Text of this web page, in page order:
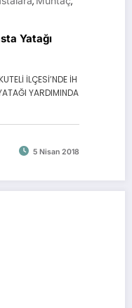
Yatağı
İLÇESİ’NDE İH
YARDIMINDA
5 Nisan 2018